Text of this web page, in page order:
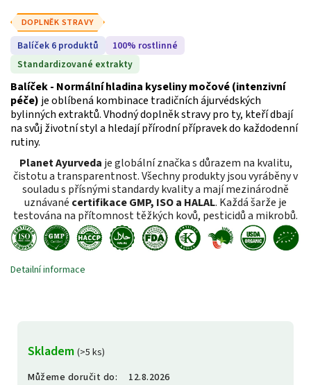
Skladem (>5 ks)
Můžeme doručit do:
12.8.2026
DOPLNĚK STRAVY
Balíček 6 produktů
100% rostlinné
Standardizované extrakty
Balíček - Normální hladina kyseliny močové (intenzivní
péče) je oblíbená kombinace tradičních ájurvédských
bylinných extraktů. Vhodný doplněk stravy pro ty, kteří dbají
na svůj životní styl a hledají přírodní přípravek do každodenní
rutiny.
Planet Ayurveda je globální značka s důrazem na kvalitu,
čistotu a transparentnost. Všechny produkty jsou vyráběny v
souladu s přísnými standardy kvality a mají mezinárodně
uznávané certifikace GMP, ISO a HALAL. Každá šarže je
testována na přítomnost těžkých kovů, pesticidů a mikrobů.
Detailní informace